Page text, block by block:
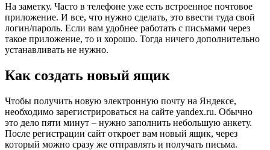
На заметку. Часто в телефоне уже есть встроенное почтовое
приложение. И все, что нужно сделать, это ввести туда свой
логин/пароль. Если вам удобнее работать с письмами через
такое приложение, то и хорошо. Тогда ничего дополнительно
устанавливать не нужно.
Как создать новый ящик
Чтобы получить новую электронную почту на Яндексе,
необходимо зарегистрироваться на сайте yandex.ru. Обычно
это дело пяти минут – нужно заполнить небольшую анкету.
После регистрации сайт откроет вам новый ящик, через
который можно сразу же отправлять и получать письма.